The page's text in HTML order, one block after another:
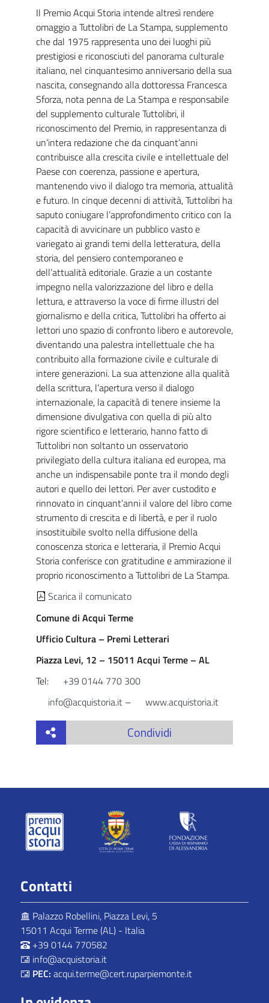
Il Premio Acqui Storia intende altresì rendere
omaggio a Tuttolibri de La Stampa, supplemento
che dal 1975 rappresenta uno dei luoghi più
prestigiosi e riconosciuti del panorama culturale
italiano, nel cinquantesimo anniversario della sua
nascita, consegnando alla dottoressa Francesca
Sforza, nota penna de La Stampa e responsabile
del supplemento culturale Tuttolibri, il
riconoscimento del Premio, in rappresentanza di
un’intera redazione che da cinquant’anni
contribuisce alla crescita civile e intellettuale del
Paese con coerenza, passione e apertura,
mantenendo vivo il dialogo tra memoria, attualità
e futuro. In cinque decenni di attività, Tuttolibri ha
saputo coniugare l’approfondimento critico con la
capacità di avvicinare un pubblico vasto e
variegato ai grandi temi della letteratura, della
storia, del pensiero contemporaneo e
dell’attualità editoriale. Grazie a un costante
impegno nella valorizzazione del libro e della
lettura, e attraverso la voce di firme illustri del
giornalismo e della critica, Tuttolibri ha offerto ai
lettori uno spazio di confronto libero e autorevole,
diventando una palestra intellettuale che ha
contribuito alla formazione civile e culturale di
intere generazioni. La sua attenzione alla qualità
della scrittura, l’apertura verso il dialogo
internazionale, la capacità di tenere insieme la
dimensione divulgativa con quella di più alto
rigore scientifico e letterario, hanno fatto di
Tuttolibri non soltanto un osservatorio
privilegiato della cultura italiana ed europea, ma
anche un indispensabile ponte tra il mondo degli
autori e quello dei lettori. Per aver custodito e
rinnovato in cinquant’anni il valore del libro come
strumento di crescita e di libertà, e per il ruolo
insostituibile svolto nella diffusione della
conoscenza storica e letteraria, il Premio Acqui
Storia conferisce con gratitudine e ammirazione il
proprio riconoscimento a Tuttolibri de La Stampa.
Scarica il comunicato
Comune di Acqui Terme
Ufficio Cultura – Premi Letterari
Piazza Levi, 12 – 15011 Acqui Terme – AL
Tel:
+39 0144 770 300
info@acquistoria.it– www.acquistoria.it
Condividi
Contatti
Palazzo Robellini, Piazza Levi, 5
15011 Acqui Terme (AL) - Italia
+39 0144 770582
info@acquistoria.it
PEC: acqui.terme@cert.ruparpiemonte.it